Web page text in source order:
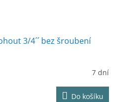
3/4´´ bez šroubení
7 dní
Do košíku